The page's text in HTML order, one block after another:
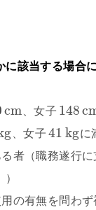
該当する場合
cm 、女子 148c
g 、女子 41 kgに
者（職務遂行
の有無を問わ